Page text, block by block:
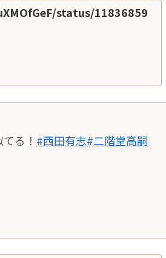
status/11836859
る！ #西田有志#二階堂高嗣